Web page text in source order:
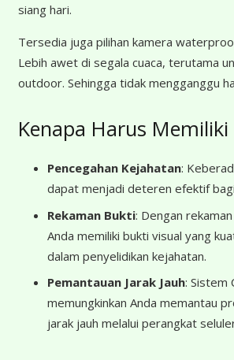
siang hari.
Tersedia juga pilihan kamera
Lebih awet di segala cuaca, terutama
outdoor. Sehingga tidak mengganggu
Kenapa Harus Memiliki
Pencegahan Kejahatan:
dapat menjadi deteren efektif
Rekaman Bukti: Dengan
Anda memiliki bukti visual yang
dalam penyelidikan kejahatan.
Pemantauan Jarak Jauh: Sistem
memungkinkan Anda memantau
jarak jauh melalui perangkat